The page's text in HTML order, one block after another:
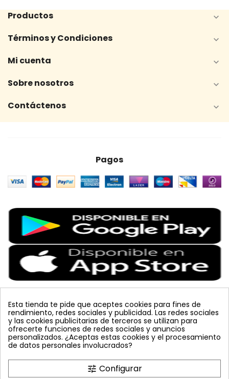
Productos 
Términos y Condiciones 
Mi cuenta 
Sobre nosotros 
Contáctenos 
Pagos
Etiquetas Populares
tuta absoluta koppert bombus terrestris
sin carnet
amarillo
vacuna arbol feromona
lucha integrada
mariquita placa azul
celeste
trampa cromática
Esta tienda te pide que aceptes cookies para fines de
rendimiento, redes sociales y publicidad. Las redes sociales
y las cookies publicitarias de terceros se utilizan para
ofrecerte funciones de redes sociales y anuncios
personalizados. ¿Aceptas estas cookies y el procesamiento
de datos personales involucrados?
tune Configurar